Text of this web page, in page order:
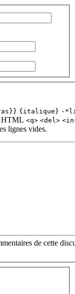
{italique} -
HTML <q> <del>
lignes vides.
de cette